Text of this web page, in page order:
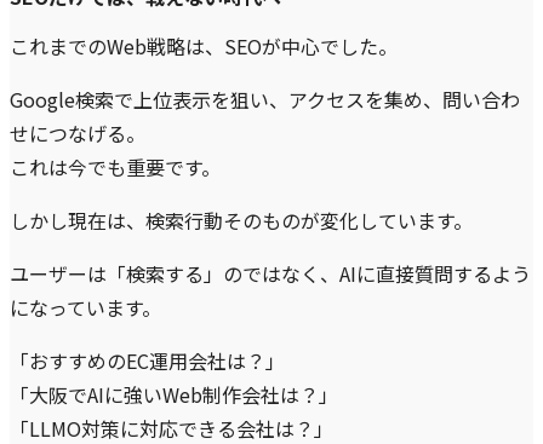
これまでのWeb戦略は、SEOが中心でした。
Google検索で上位表示を狙い、アクセスを集め、問い合わ
せにつなげる。
これは今でも重要です。
しかし現在は、検索行動そのものが変化しています。
ユーザーは「検索する」のではなく、AIに直接質問するよう
になっています。
「おすすめのEC運用会社は？」
「大阪でAIに強いWeb制作会社は？」
「LLMO対策に対応できる会社は？」